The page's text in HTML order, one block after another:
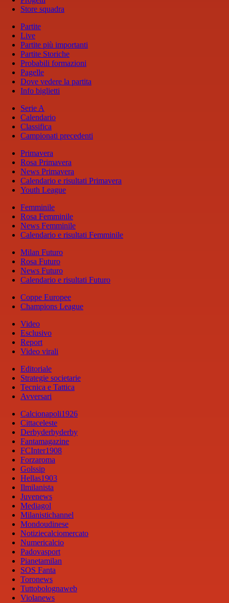
Store squadra
Partite
Live
Partite più importanti
Partite Storiche
Probabili formazioni
Pagelle
Dove vedere la partita
Info biglietti
Serie A
Calendario
Classifica
Campionati precedenti
Primavera
Rosa Primavera
News Primavera
Calendario e risultati Primavera
Youth League
Femminile
Rosa Femminile
News Femminile
Calendario e risultati Femminile
Milan Futuro
Rosa Futuro
News Futuro
Calendario e risultati Futuro
Coppe Europee
Champions League
Video
Esclusivo
Report
Video virali
Editoriale
Strategie societarie
Tecnica e Tattica
Avversari
Calcionapoli1926
Cittaceleste
Derbyderbyderby
Fantamagazine
FCInter1908
Forzaroma
Golssip
Hellas1903
Ilmilanista
Juvenews
Mediagol
Milanistichannel
Mondoudinese
Notiziecalciomercato
Numericalcio
Padovasport
Pianetamilan
SOS Fanta
Toronews
Tuttobolognaweb
Violanews